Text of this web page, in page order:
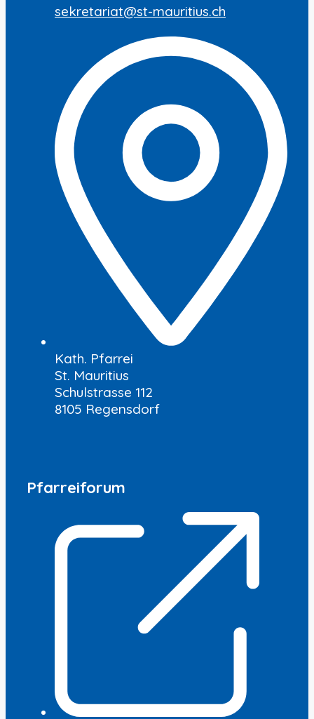
sekretariat@st-mauritius.ch
Kath. Pfarrei
St. Mauritius
Schulstrasse 112
8105 Regensdorf
Pfarreiforum